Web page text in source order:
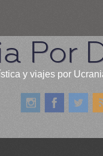
Por
y viajes por